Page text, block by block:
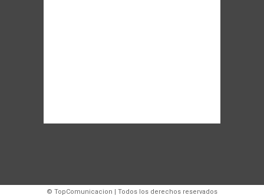
© TopComunicacion | Todos los derechos reservados